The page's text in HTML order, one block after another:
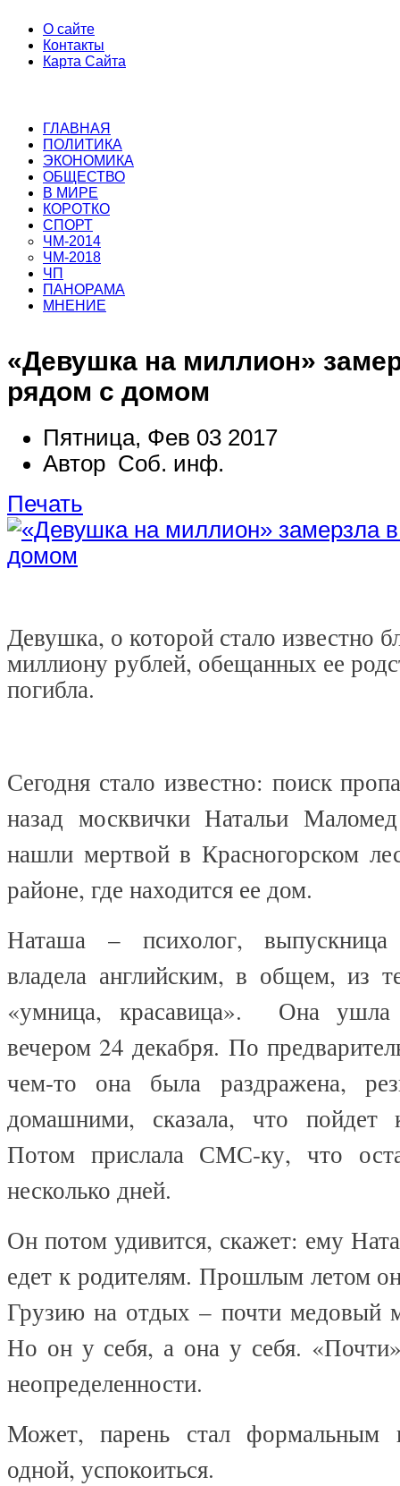
О сайте
Контакты
Карта Сайта
ГЛАВНАЯ
ПОЛИТИКА
ЭКОНОМИКА
ОБЩЕСТВО
В МИРЕ
КОРОТКО
СПОРТ
ЧМ-2014
ЧМ-2018
ЧП
ПАНОРАМА
МНЕНИЕ
«Девушка на миллион»
рядом с домом
Пятница, Фев 03 2017
Автор Соб. инф.
Печать
Девушка, о которой стало известно
миллиону рублей, обещанных ее
погибла.
Сегодня стало известно: поиск
назад москвички Натальи
нашли мертвой в Красногорском
районе, где находится ее дом.
Наташа – психолог,
владела английским, в общем, из
«умница, красавица». Она
вечером 24 декабря. По
чем-то она была раздражена,
домашними, сказала, что
Потом прислала СМС-ку, что
несколько дней.
Он потом удивится, скажет: ему
едет к родителям. Прошлым летом
Грузию на отдых – почти медовый
Но он у себя, а она у себя.
неопределенности.
Может, парень стал формальным
одной, успокоиться.